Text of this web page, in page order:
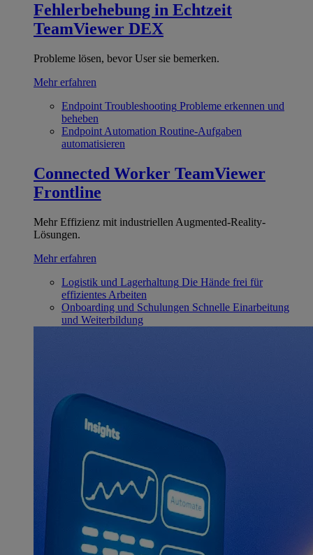
Fehlerbehebung in Echtzeit
TeamViewer DEX
Probleme lösen, bevor User sie bemerken.
Mehr erfahren
Endpoint Troubleshooting Probleme erkennen und
beheben
Endpoint Automation Routine-Aufgaben
automatisieren
Connected Worker TeamViewer
Frontline
Mehr Effizienz mit industriellen Augmented-Reality-
Lösungen.
Mehr erfahren
Logistik und Lagerhaltung Die Hände frei für
effizientes Arbeiten
Onboarding und Schulungen Schnelle Einarbeitung
und Weiterbildung